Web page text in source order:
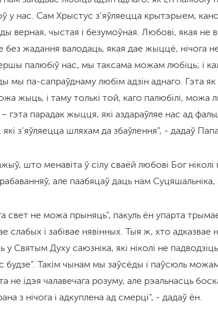
у нас. Сам Хрыстус з’яўляецца крытэрыем,
верная, чыстая і безумоўная. Любові, якая не
без жадання валодаць, якая дае жыццё, нічога
палюбіў нас, мы таксама можам любіць; і
мы па-сапраўднаму любім адзін аднаго. Гэта
жыць, і таму толькі той, каго палюбілі, можа
– гэта парадак жыцця, які аздараўляе нас ад
з’яўляецца шляхам да збаўлення”, - дадаў
што менавіта ў сілу сваёй любові Бог ніколі
але паабяцаў даць нам Суцяшальніка,
свет не можа прыняць”, пакуль ён упарта
слабых і забівае нявінных. Тыя ж, хто
у Святым Духу саюзніка, які ніколі не
будзе”. Такім чынам мы заўсёды і паўсюль
не ідэя чалавечага розуму, але рэальнасць
з нічога і адкуплена ад смерці”, - дадаў ён.